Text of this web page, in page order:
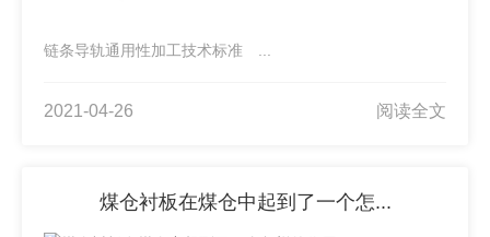
链条导轨通用性加工技术标准 ...
2021-04-26 阅读全文
煤仓衬板在煤仓中起到了一个怎...